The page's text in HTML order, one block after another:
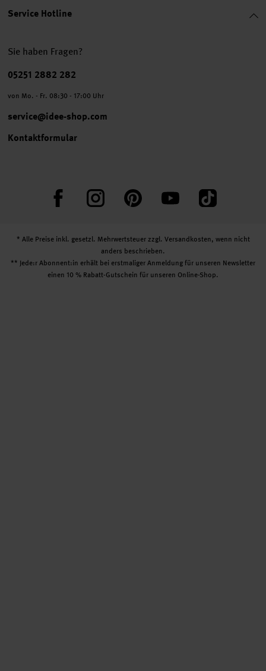
Service Hotline
Sie haben Fragen?
Telefonnummer
05251 2882 282
von Mo. - Fr. 08:30 - 17:00 Uhr
service@idee-shop.com
Kontaktformular
FacebookInstagram PinterestYouTube TikTok
* Alle Preise inkl. gesetzl. Mehrwertsteuer zzgl. Versandkosten, wenn nicht
anders beschrieben.
** Jede:r Abonnent:in erhält bei erstmaliger Anmeldung für unseren Newsletter
einen 10 % Rabatt-Gutschein für unseren Online-Shop.